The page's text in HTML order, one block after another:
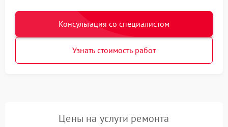
Консультация со специалистом
Узнать стоимость работ
Цены на услуги ремонта